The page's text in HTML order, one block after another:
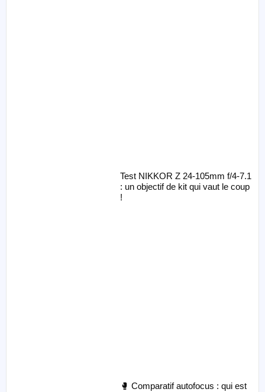
Test NIKKOR Z 24-105mm f/4-7.1
: un objectif de kit qui vaut le coup
!
🥊 Comparatif autofocus : qui est